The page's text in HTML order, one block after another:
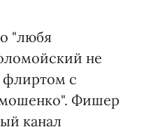
"любя
не
флиртом с
Фишер
канал